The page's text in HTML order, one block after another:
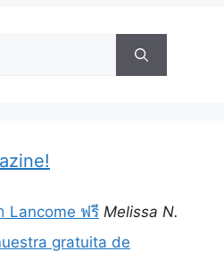
Lancome ฟรี Melissa N.
gratuita de